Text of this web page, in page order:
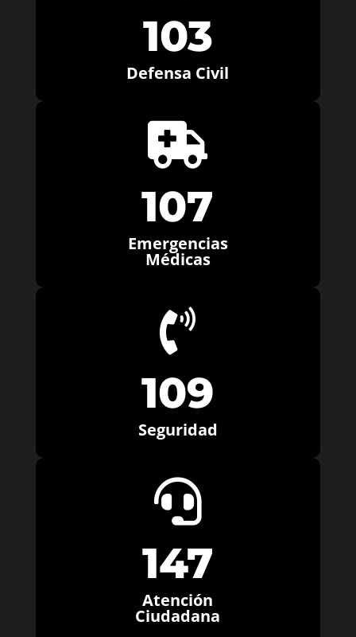
103
Defensa Civil

107
Emergencias
Médicas

109
Seguridad

147
Atención
Ciudadana